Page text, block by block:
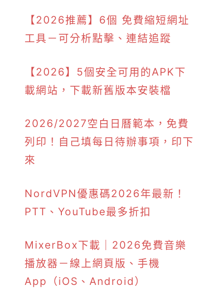
【2026推薦】6個 免費縮短網址
工具－可分析點擊、連結追蹤
【2026】5個安全可用的APK下
載網站，下載新舊版本安裝檔
2026/2027空白日曆範本，免費
列印！自己填每日待辦事項，印下
來
NordVPN優惠碼2026年最新！
PTT、YouTube最多折扣
MixerBox下載｜2026免費音樂
播放器－線上網頁版、手機
App（iOS、Android）